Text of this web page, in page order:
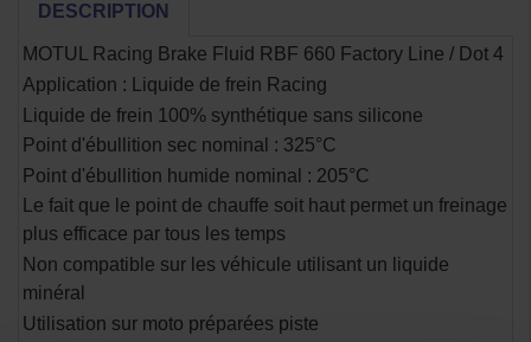
DESCRIPTION
MOTUL Racing Brake Fluid RBF 660 Factory Line / Dot 4
Application : Liquide de frein Racing
Liquide de frein 100% synthétique sans silicone
Point d'ébullition sec nominal : 325°C
Point d'ébullition humide nominal : 205°C
Le fait que le point de chauffe soit haut permet un freinage
plus efficace par tous les temps
Non compatible sur les véhicule utilisant un liquide
minéral
Utilisation sur moto préparées piste